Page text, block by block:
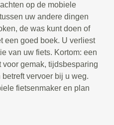
op de mobiele
uw andere dingen
de was kunt doen of
een goed boek. U verliest
van uw fiets. Kortom: een
gemak, tijdsbesparing
vervoer bij u weg.
fietsenmaker en plan